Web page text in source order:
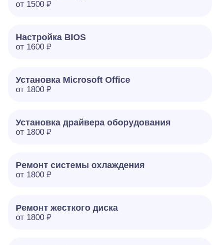
от 1500 ₽
Настройка BIOS
от 1600 ₽
Установка Microsoft Office
от 1800 ₽
Установка драйвера оборудования
от 1800 ₽
Ремонт системы охлаждения
от 1800 ₽
Ремонт жесткого диска
от 1800 ₽